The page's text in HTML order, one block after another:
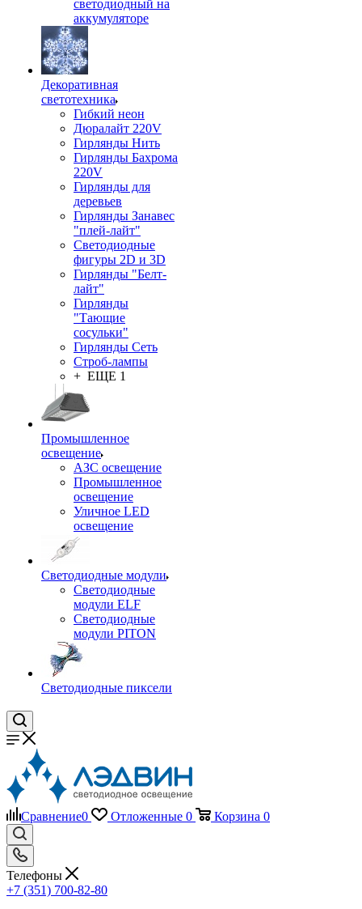
светодиодный на
аккумуляторе
Декоративная
светотехника
Гибкий неон
Дюралайт 220V
Гирлянды Нить
Гирлянды Бахрома
220V
Гирлянды для
деревьев
Гирлянды Занавес
"плей-лайт"
Светодиодные
фигуры 2D и 3D
Гирлянды "Белт-
лайт"
Гирлянды
"Тающие
сосульки"
Гирлянды Сеть
Строб-лампы
+ ЕЩЕ 1
Промышленное
освещение
АЗС освещение
Промышленное
освещение
Уличное LED
освещение
Светодиодные модули
Светодиодные
модули ELF
Светодиодные
модули PITON
Светодиодные пиксели
Сравнение0 Отложенные 0 Корзина 0
Телефоны
+7 (351) 700-82-80